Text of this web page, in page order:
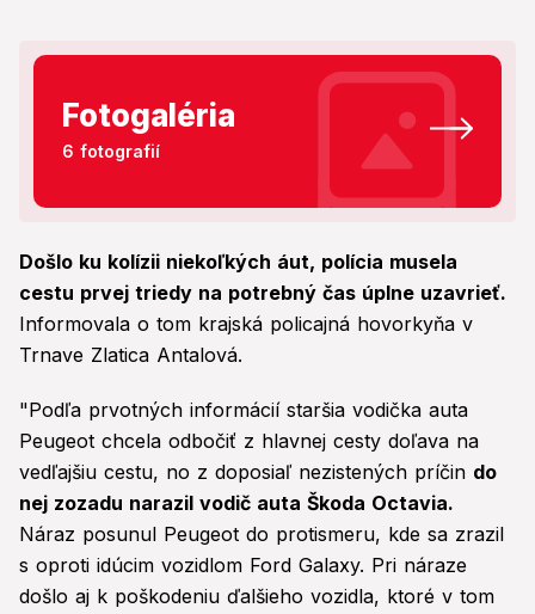
Fotogaléria
6 fotografií
Došlo ku kolízii niekoľkých áut, polícia musela
cestu prvej triedy na potrebný čas úplne uzavrieť.
Informovala o tom krajská policajná hovorkyňa v
Trnave Zlatica Antalová.
"Podľa prvotných informácií staršia vodička auta
Peugeot chcela odbočiť z hlavnej cesty doľava na
vedľajšiu cestu, no z doposiaľ nezistených príčin do
nej zozadu narazil vodič auta Škoda Octavia.
Náraz posunul Peugeot do protismeru, kde sa zrazil
s oproti idúcim vozidlom Ford Galaxy. Pri náraze
došlo aj k poškodeniu ďalšieho vozidla, ktoré v tom